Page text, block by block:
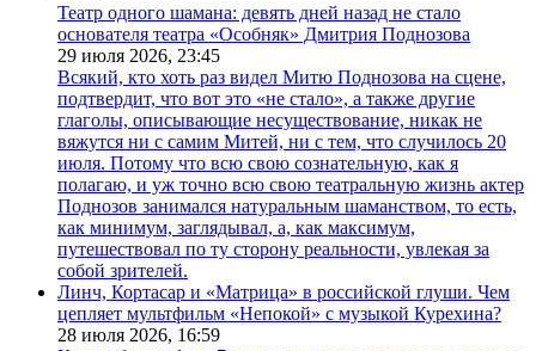
Театр одного шамана: девять дней назад не стало
основателя театра «Особняк» Дмитрия Поднозова
29 июля 2026, 23:45
Всякий, кто хоть раз видел Митю Поднозова на сцене,
подтвердит, что вот это «не стало», а также другие
глаголы, описывающие несуществование, никак не
вяжутся ни с самим Митей, ни с тем, что случилось 20
июля. Потому что всю свою сознательную, как я
полагаю, и уж точно всю свою театральную жизнь актер
Поднозов занимался натуральным шаманством, то есть,
как минимум, заглядывал, а, как максимум,
путешествовал по ту сторону реальности, увлекая за
собой зрителей.
Линч, Кортасар и «Матрица» в российской глуши. Чем
цепляет мультфильм «Непокой» с музыкой Курехина?
28 июля 2026, 16:59